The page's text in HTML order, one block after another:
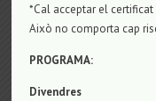
*Cal acceptar el
Això no comporta cap
PROGRAMA:
Divendres